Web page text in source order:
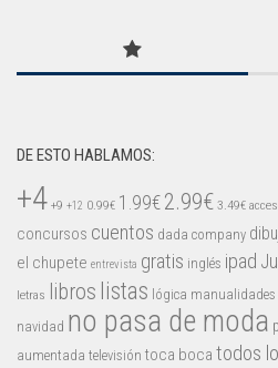
Pocoyó
Tinybop
DE ESTO HABLAMOS:
+4 +9 +12 0.99€ 1.99€ 2.99€ 3.49€
concursos cuentos dada company
el chupete entrevista gratis inglés ipad
letras libros listas lógica manualidades
navidad no pasa de moda
aumentada televisión toca boca todos